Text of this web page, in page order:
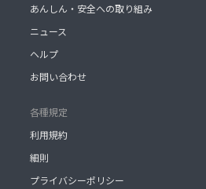
あんしん・安全への取り組み
ニュース
ヘルプ
お問い合わせ
各種規定
利用規約
細則
プライバシーポリシー